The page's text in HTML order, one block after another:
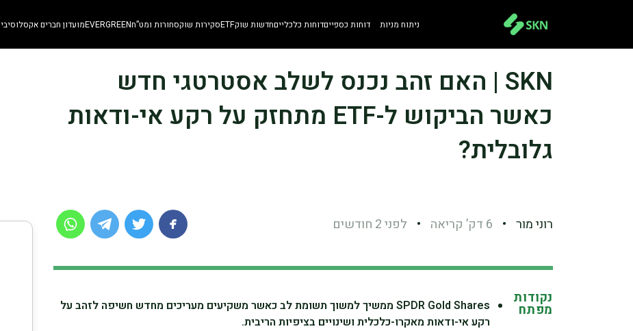
ניתוח מניות דוחות כספייםדוחות כלכלייםחדשות שוקETFסקירות שוקסחורות ומט”חEVERGREENמועדון חברים אקסלוסיבי
SKN | האם זהב נכנס לשלב אסטרטגי חדש
כאשר הביקוש ל-ETF מתחזק על רקע אי-ודאות
גלובלית?
רוני מור • 6 דק’ קריאה • לפני 2 חודשים
נקודות
מפתח
SPDR Gold Shares ממשיך למשוך תשומת לב כאשר משקיעים מעריכים מחדש חשיפה לזהב על
רקע אי-ודאות מאקרו-כלכלית ושינויים בציפיות הריבית.